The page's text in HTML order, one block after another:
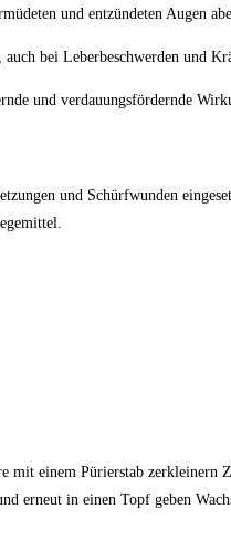
und entzündeten Augen
bei Leberbeschwerden und
und verdauungsfördernde
und Schürfwunden
einem Pürierstab zerkleinern
erneut in einen Topf geben